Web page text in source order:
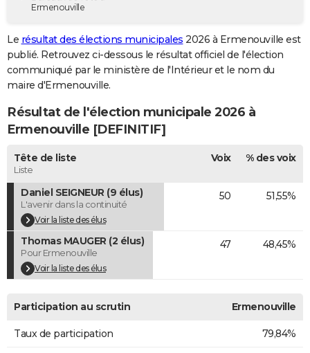
Destinations
City break
Voyage nature
Voyage de noces
Forum
GUIDES D'ACHAT
BONS PLANS
Carte de Noël
Carte Bonne année
Carte Saint-Valentin
Carte Pâques
Carte d'anniversaire
DICTIONNAIRE
Dictionnaire
Biographies
Citations
Expressions
Proverbes
PROGRAMME TV
COPAINS D'AVANT
S'inscrire
Se connecter
Lycées
Collèges
Primaires
Universités
Entreprises
Service militaire
Avis de recherche
AVIS DE DÉCÈS
FORUM
Bricolage
Lifestyle
Culture
Sport
Auto
Television
Voyage
Cinema
Ermenouville
Le résultat des élections municipales 2026 à Ermenouville est
publié. Retrouvez ci-dessous le résultat officiel de l'élection
communiqué par le ministère de l'Intérieur et le nom du
maire d'Ermenouville.
Résultat de l'élection municipale 2026 à
Ermenouville [DEFINITIF]
Tête de liste
Liste
Voix % des voix
Daniel SEIGNEUR (9 élus)
L'avenir dans la continuité
Voir la liste des élus
50 51,55%
Thomas MAUGER (2 élus)
Pour Ermenouville
Voir la liste des élus
47 48,45%
Participation au scrutin Ermenouville
Taux de participation 79,84%